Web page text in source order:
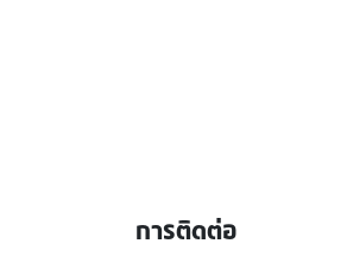
การติดต่อ